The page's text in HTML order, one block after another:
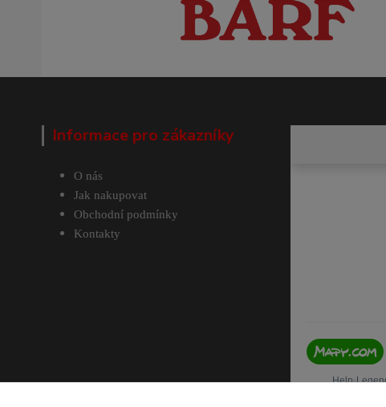
Informace pro zákazníky
O nás
Jak nakupovat
Obchodní podmínky
Kontakty